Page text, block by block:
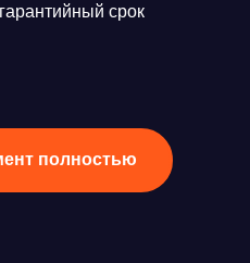
срок
полностью